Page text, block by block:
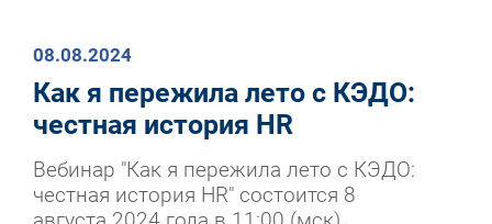
08.08.2024
Как я пережила лето с КЭДО:
честная история HR
Вебинар "Как я пережила лето с КЭДО:
честная история HR" состоится 8